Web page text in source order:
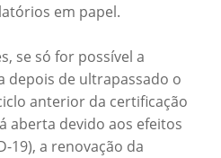
em papel.
se só for possível a
depois de ultrapassado o
anterior da certificação
aberta devido aos efeitos
19), a renovação da